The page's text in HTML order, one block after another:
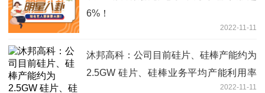
6%！
2022-11-11
沐邦高科：公司目前硅片、硅棒产能约为
2.5GW 硅片、硅棒业务平均产能利用率
2022-11-11